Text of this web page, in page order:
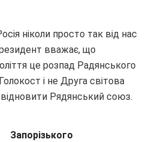
ніколи просто так від нас
вважає, що
це розпад Радянського
і не Друга світова
відновити Рядянський союз.
Запорізького